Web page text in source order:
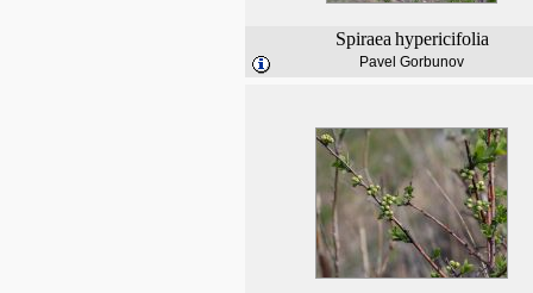
Spiraea hypericifolia
Pavel Gorbunov